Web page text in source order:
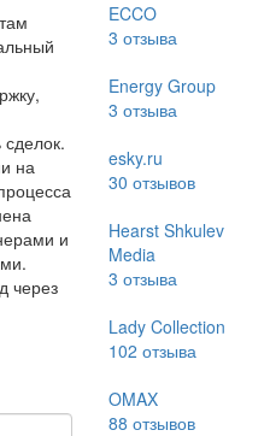
на
и
через
ECCO
3 отзыва
Energy Group
3 отзыва
esky.ru
30 отзывов
Hearst Shkulev
Media
3 отзыва
Lady Collection
102 отзыва
OMAX
88 отзывов